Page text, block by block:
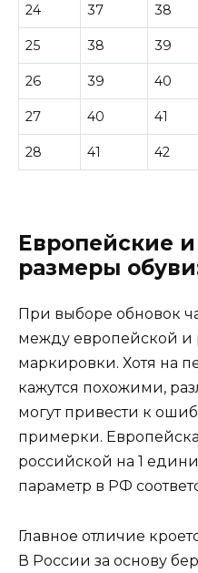
24 37 38
25 38 39
26 39 40
27 40 41
28 41 42
Европейские
размеры
При выборе обновок
между европейской и
маркировки. Хотя на
кажутся похожими,
могут привести к
примерки.
российской на 1
параметр в РФ
Главное отличие
В России за основу